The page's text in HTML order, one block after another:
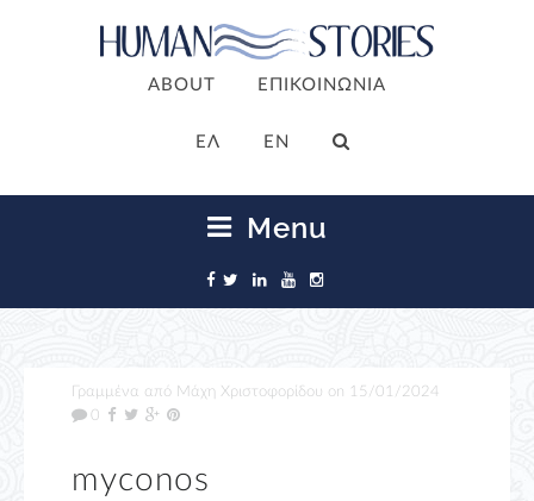
ABOUT ΕΠΙΚΟΙΝΩΝΙΑ
ΕΛ EN
Menu
Γραμμένα από Μάχη Χριστοφορίδου on 15/01/2024
0
myconos